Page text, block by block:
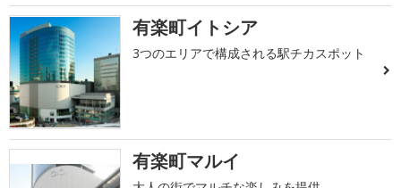
有楽町イトシア
3つのエリアで構成される駅チカスポット
有楽町マルイ